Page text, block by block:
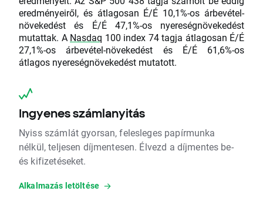
eredményeiről, és átlagosan É/É 10,1%-os árbevétel-
növekedést és É/É 47,1%-os nyereségnövekedést
mutattak. A Nasdaq 100 index 74 tagja átlagosan É/É
27,1%-os árbevétel-növekedést és É/É 61,6%-os
átlagos nyereségnövekedést mutatott.
Ingyenes számlanyitás
Nyiss számlát gyorsan, felesleges papírmunka
nélkül, teljesen díjmentesen. Élvezd a díjmentes be-
és kifizetéseket.
Alkalmazás letöltése